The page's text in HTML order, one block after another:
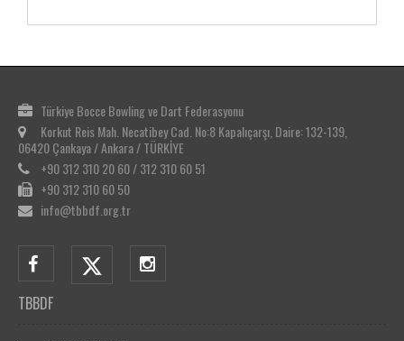
Türkiye Bocce Bowling ve Dart Federasyonu
Korkut Reis Mah. Necatibey Cad. No:8 Kapalıçarşı, Daire: 132-139,
06420 Çankaya / Ankara / TÜRKİYE
+90 312 310 20 60 / 312 310 60 51
+90 312 310 60 50
info@tbbdf.org.tr
TBBDF